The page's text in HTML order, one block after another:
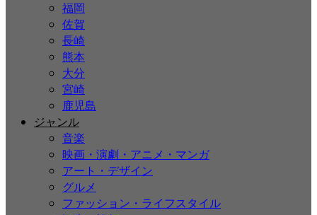
福岡
佐賀
長崎
熊本
大分
宮崎
鹿児島
ジャンル
音楽
映画・演劇・アニメ・マンガ
アート・デザイン
グルメ
ファッション・ライフスタイル